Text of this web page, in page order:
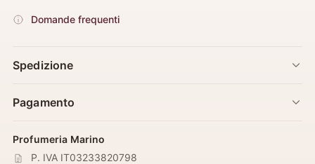
Domande frequenti
Spedizione
Pagamento
Profumeria Marino
P. IVA IT03233820798